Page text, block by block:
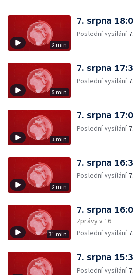
3 min
7. srpna
Poslední vysílání
5 min
7. srpna
Poslední vysílání
3 min
7. srpna
Poslední vysílání
3 min
7. srpna
Poslední vysílání
31 min
7. srpna
Zprávy v 16
Poslední vysílání
7. srpna
Poslední vysílání